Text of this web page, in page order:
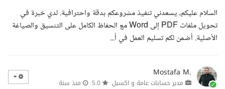
السلام عليكم، يسعدني تنفيذ مشروعكم بدقة واحترافية. لدي خبرة في
تحويل ملفات PDF إلى Word مع الحفاظ الكامل على التنسيق والصياغة
الأصلية. أضمن لكم تسليم العمل في أ...
Mostafa M.
مدير حسابات عامة و اكسيل منذ سنة